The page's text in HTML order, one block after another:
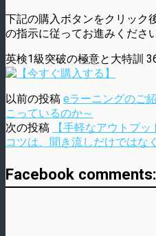
下記の購入ボタンをクリック
の指示に従ってお進みください
英検1級突破の極意と大特訓
以前の投稿 eラーニングのご
こっているのか～
次の投稿
【手軽なアウトプ
コツは、聞き流しだけではな
Facebook comments: